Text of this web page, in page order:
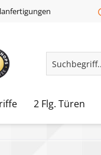
2 Flg. Türen